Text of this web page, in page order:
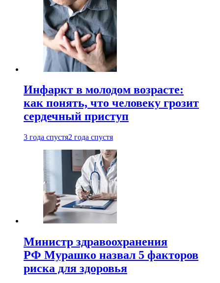
Инфаркт в молодом возрасте:
как понять, что человеку грозит
сердечный приступ
3 года спустя2 года спустя
Министр здравоохранения
РФ Мурашко назвал 5 факторов
риска для здоровья